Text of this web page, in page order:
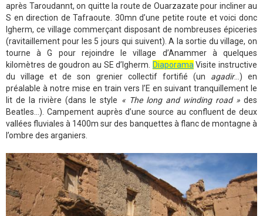
après Taroudannt, on quitte la route de Ouarzazate pour incliner au
S en direction de Tafraoute. 30mn d’une petite route et voici donc
Igherm, ce village commerçant disposant de nombreuses épiceries
(ravitaillement pour les 5 jours qui suivent). A la sortie du village, on
tourne à G pour rejoindre le village d’Anammer à quelques
kilomètres de goudron au SE d’Igherm.
Diaporama Visite instructive
du village et de son grenier collectif fortifié (un agadir...) en
préalable à notre mise en train vers l’E en suivant tranquillement le
lit de la rivière (dans le style « The long and winding road »des
Beatles…). Campement auprès d’une source au confluent de deux
vallées fluviales à 1400m sur des banquettes à flanc de montagne à
l’ombre des arganiers.